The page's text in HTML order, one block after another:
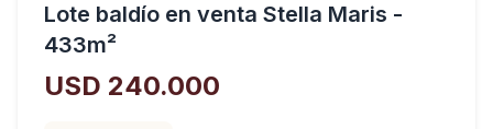
Lote baldío en venta Stella Maris -
433m²
USD 240.000